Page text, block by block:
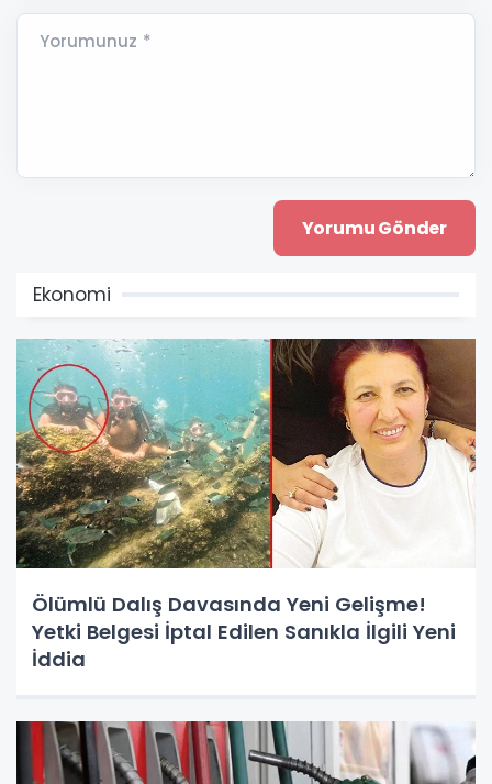
Yorumunuz *
Ekonomi
Ölümlü Dalış Davasında Yeni Gelişme!
Yetki Belgesi İptal Edilen Sanıkla İlgili Yeni
İddia